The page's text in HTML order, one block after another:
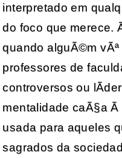
interpretado em
do foco que merece.
quando alguÃ©m
professores de
controversos ou
mentalidade caÃ§a
usada para aqueles
sagrados da